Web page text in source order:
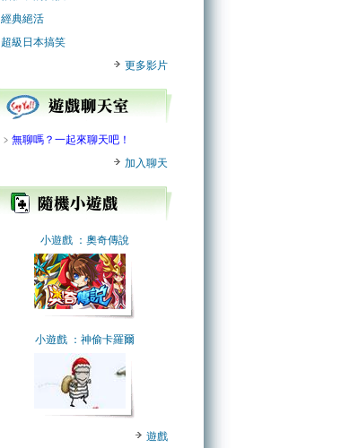
經典絕活
超級日本搞笑
更多影片
﹥ 無聊嗎？一起來聊天吧！
加入聊天
小遊戲 ：奧奇傳說
小遊戲 ：神偷卡羅爾
遊戲